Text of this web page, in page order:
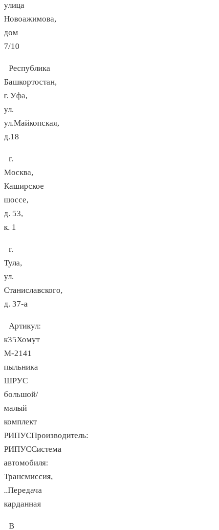
улица
Новоажимова,
дом
7/10
Республика
Башкортостан,
г. Уфа,
ул.
ул.Майкопская,
д.18
г.
Москва,
Каширское
шоссе,
д. 53,
к. 1
г.
Тула,
ул.
Станиславского,
д. 37-а
Артикул:
к35Хомут
М-2141
пыльника
ШРУС
большой/
малый
комплект
РИПУСПроизводитель:
РИПУССистема
автомобиля:
Трансмиссия,
..Передача
карданная
В